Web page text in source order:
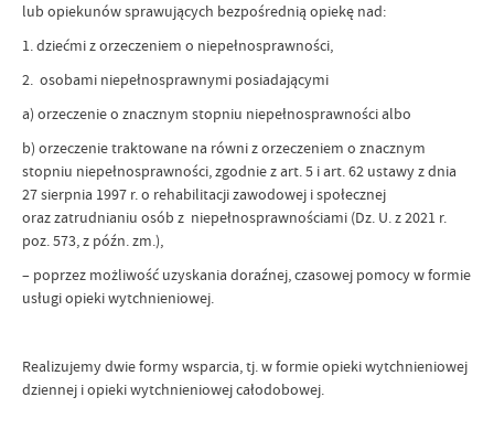
lub opiekunów sprawujących bezpośrednią opiekę nad:
1. dziećmi z orzeczeniem o niepełnosprawności,
2. osobami niepełnosprawnymi posiadającymi
a) orzeczenie o znacznym stopniu niepełnosprawności albo
b) orzeczenie traktowane na równi z orzeczeniem o znacznym
stopniu niepełnosprawności, zgodnie z art. 5 i art. 62 ustawy z dnia
27 sierpnia 1997 r. o rehabilitacji zawodowej i społecznej
oraz zatrudnianiu osób z niepełnosprawnościami (Dz. U. z 2021 r.
poz. 573, z późn. zm.),
– poprzez możliwość uzyskania doraźnej, czasowej pomocy w formie
usługi opieki wytchnieniowej.
Realizujemy dwie formy wsparcia, tj. w formie opieki wytchnieniowej
dziennej i opieki wytchnieniowej całodobowej.